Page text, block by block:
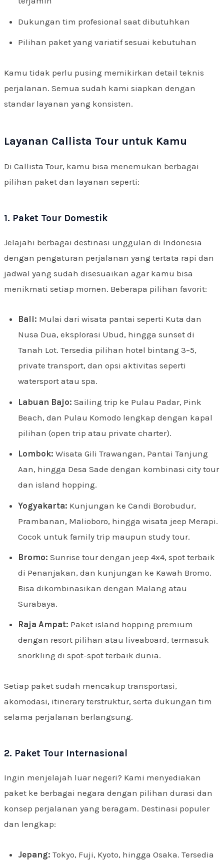
Dukungan tim profesional saat dibutuhkan
Pilihan paket yang variatif sesuai kebutuhan
Kamu tidak perlu pusing memikirkan detail teknis
perjalanan. Semua sudah kami siapkan dengan
standar layanan yang konsisten.
Layanan Callista Tour untuk Kamu
Di Callista Tour, kamu bisa menemukan berbagai
pilihan paket dan layanan seperti:
1. Paket Tour Domestik
Jelajahi berbagai destinasi unggulan di Indonesia
dengan pengaturan perjalanan yang tertata rapi dan
jadwal yang sudah disesuaikan agar kamu bisa
menikmati setiap momen. Beberapa pilihan favorit:
Bali: Mulai dari wisata pantai seperti Kuta dan
Nusa Dua, eksplorasi Ubud, hingga sunset di
Tanah Lot. Tersedia pilihan hotel bintang 3–5,
private transport, dan opsi aktivitas seperti
watersport atau spa.
Labuan Bajo: Sailing trip ke Pulau Padar, Pink
Beach, dan Pulau Komodo lengkap dengan kapal
pilihan (open trip atau private charter).
Lombok: Wisata Gili Trawangan, Pantai Tanjung
Aan, hingga Desa Sade dengan kombinasi city tour
dan island hopping.
Yogyakarta: Kunjungan ke Candi Borobudur,
Prambanan, Malioboro, hingga wisata jeep Merapi.
Cocok untuk family trip maupun study tour.
Bromo: Sunrise tour dengan jeep 4x4, spot terbaik
di Penanjakan, dan kunjungan ke Kawah Bromo.
Bisa dikombinasikan dengan Malang atau
Surabaya.
Raja Ampat: Paket island hopping premium
dengan resort pilihan atau liveaboard, termasuk
snorkling di spot-spot terbaik dunia.
Setiap paket sudah mencakup transportasi,
akomodasi, itinerary terstruktur, serta dukungan tim
selama perjalanan berlangsung.
2. Paket Tour Internasional
Ingin menjelajah luar negeri? Kami menyediakan
paket ke berbagai negara dengan pilihan durasi dan
konsep perjalanan yang beragam. Destinasi populer
dan lengkap:
Jepang: Tokyo, Fuji, Kyoto, hingga Osaka. Tersedia